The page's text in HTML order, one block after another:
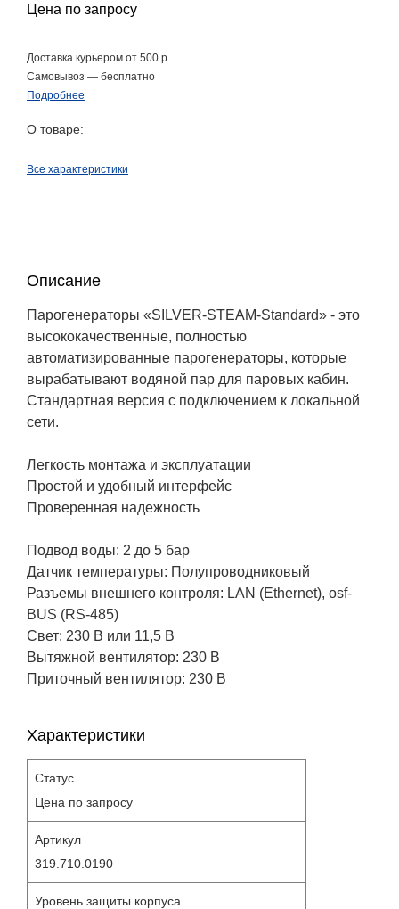
Цена по запросу
Доставка курьером от 500 р
Самовывоз — бесплатно
Подробнее
О товаре:
Все характеристики
Описание
Парогенераторы «SILVER-STEAM-Standard» - это
высококачественные, полностью
автоматизированные парогенераторы, которые
вырабатывают водяной пар для паровых кабин.
Стандартная версия с подключением к локальной
сети.
Легкость монтажа и эксплуатации
Простой и удобный интерфейс
Проверенная надежность
Подвод воды: 2 до 5 бар
Датчик температуры: Полупроводниковый
Разъемы внешнего контроля: LAN (Ethernet), osf-
BUS (RS-485)
Свет: 230 В или 11,5 В
Вытяжной вентилятор: 230 В
Приточный вентилятор: 230 В
Характеристики
Статус
Цена по запросу
Артикул
319.710.0190
Уровень защиты корпуса